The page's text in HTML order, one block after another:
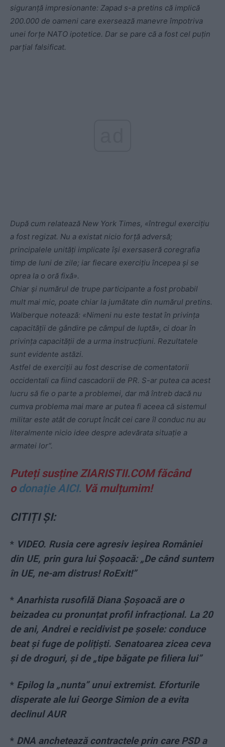
siguranță impresionante: Zapad s-a pretins că implică
200.000 de oameni care exersează manevre împotriva
unei forțe NATO ipotetice. Dar se pare că a fost cel puțin
parțial falsificat.
După cum relatează New York Times, «întregul exercițiu
a fost regizat. Nu a existat nicio forță adversă;
principalele unități implicate își exersaseră coregrafia
timp de luni de zile; iar fiecare exercițiu începea și se
oprea la o oră fixă».
Chiar și numărul de trupe participante a fost probabil
mult mai mic, poate chiar la jumătate din numărul pretins.
Walberque notează: «Nimeni nu este testat în privința
capacității de gândire pe câmpul de luptă», ci doar în
privința capacității de a urma instrucțiuni. Rezultatele
sunt evidente astăzi.
Astfel de exerciții au fost descrise de comentatorii
occidentali ca fiind cascadorii de PR. S-ar putea ca acest
lucru să fie o parte a problemei, dar mă întreb dacă nu
cumva problema mai mare ar putea fi aceea că sistemul
militar este atât de corupt încât cei care îl conduc nu au
literalmente nicio idee despre adevărata situație a
armatei lor“.
Puteți susține ZIARISTII.COM făcând
o donație AICI. Vă mulțumim!
CITIȚI ȘI:
* VIDEO. Rusia cere agresiv ieșirea României
din UE, prin gura lui Șoșoacă: „De când suntem
în UE, ne-am distrus! RoExit!”
* Anarhista rusofilă Diana Șoșoacă are o
beizadea cu pronunțat profil infracțional. La 20
de ani, Andrei e recidivist pe șosele: conduce
beat și fuge de polițiști. Senatoarea zicea ceva
și de droguri, și de „tipe băgate pe filiera lui”
* Epilog la „nunta” unui extremist. Eforturile
disperate ale lui George Simion de a evita
declinul AUR
* DNA anchetează contractele prin care PSD a